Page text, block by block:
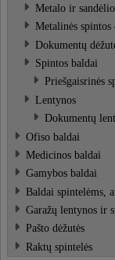
Metalo ir
Metalinės spintos
Dokumentų
Spintos baldai
Priešgaisrinės
Lentynos
Dokumentų
Ofiso baldai
Medicinos baldai
Gamybos baldai
Baldai spintelėms,
Garažų lentynos ir
Pašto dėžutės
Raktų spintelės